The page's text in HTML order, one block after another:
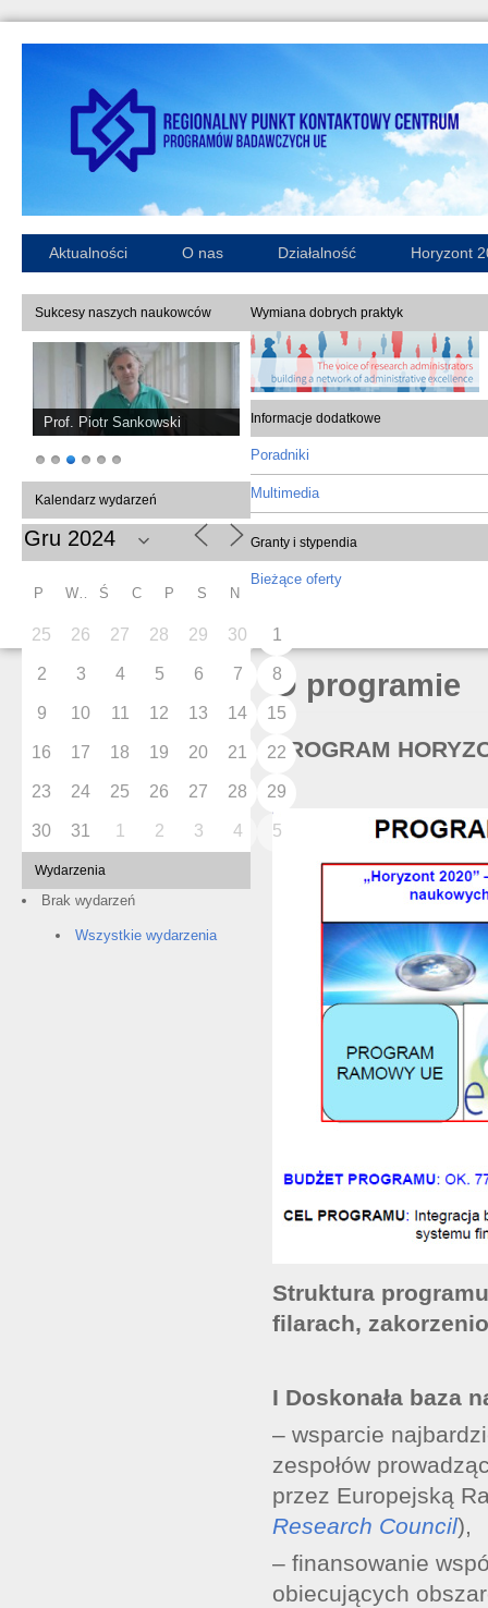
Aktualności O nas Działalność Horyzont
Sukcesy naszych naukowców
Prof. Piotr Sankowski
Kalendarz wydarzeń
P Ś C P S N
25 26 27 28 29 30 1
2 3 4 5 6 7 8
9 10 11 12 13 14 15
16 17 18 19 20 21 22
23 24 25 26 27 28 29
30 31 1 2 3 4 5
Wydarzenia
Brak wydarzeń
Wszystkie wydarzenia
Wymiana dobrych praktyk
Informacje dodatkowe
Poradniki
Multimedia
Granty i stypendia
Bieżące oferty
O programie
PROGRAM
Struktura
filarach,
I Doskonała baza
– wsparcie
zespołów
przez Europejską
Research Council),
– finansowanie
obiecujących